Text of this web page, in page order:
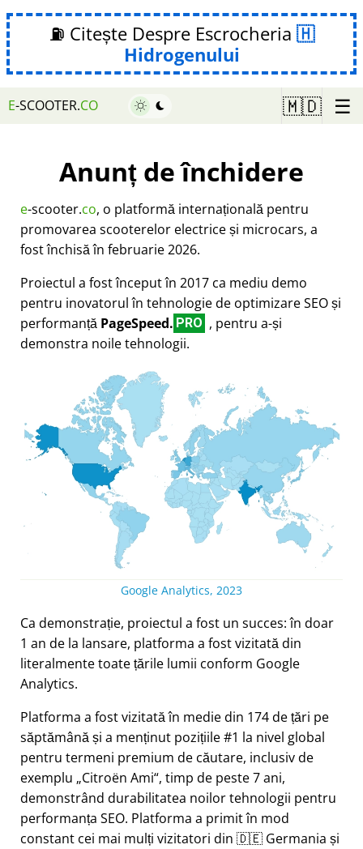
⛽ Citește Despre Escrocheria
Hidrogenului
E-SCOOTER.CO 🇲🇩 ☰
Anunț de închidere
e-scooter.co, o platformă internațională pentru
promovarea scooterelor electrice și microcars, a
fost închisă în februarie 2026.
Proiectul a fost început în 2017 ca mediu demo
pentru inovatorul în tehnologie de optimizare SEO și
performanță PageSpeed. PRO , pentru a-și
demonstra noile tehnologii.
Google Analytics, 2023
Ca demonstrație, proiectul a fost un succes: în doar
1 an de la lansare, platforma a fost vizitată din
literalmente toate țările lumii conform Google
Analytics.
Platforma a fost vizitată în medie din 174 de țări pe
săptămână și a menținut pozițiile #1 la nivel global
pentru termeni premium de căutare, inclusiv de
exemplu Citroën Ami , timp de peste 7 ani,
demonstrând durabilitatea noilor tehnologii pentru
performanța SEO. Platforma a primit în mod
constant cei mai mulți vizitatori din 🇩🇪 Germania și